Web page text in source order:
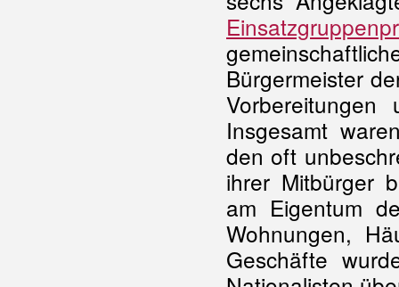
Bürgermeister
Insgesamt
den oft
ihrer Mitbürger
am Eigentum
Wohnungen,
Geschäfte